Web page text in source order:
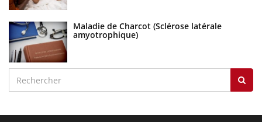
Maladie de Charcot (Sclérose latérale
amyotrophique)